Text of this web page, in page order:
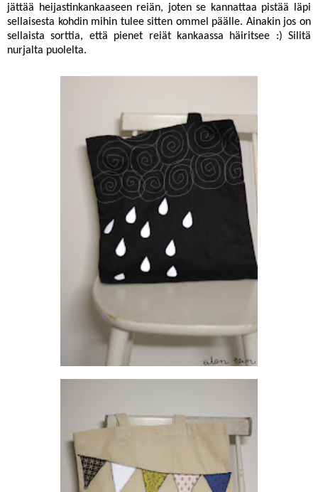
jättää heijastinkankaaseen reiän, joten se kannattaa pistää läpi
sellaisesta kohdin mihin tulee sitten ommel päälle. Ainakin jos on
sellaista sorttia, että pienet reiät kankaassa häiritsee :) Silitä
nurjalta puolelta.